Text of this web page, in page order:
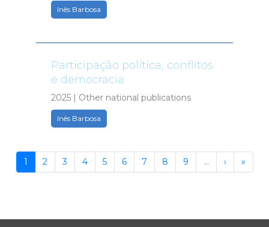
Inês Barbosa
Participação política, conflitos
e democracia
2025 | Other national publications
Inês Barbosa
Pagination
Current
page
1 Page
2 Page
3 Page
4 Page
5 Page
6 Page
7 Page
8 Page
9 …
Next
page
›
Last
page
»